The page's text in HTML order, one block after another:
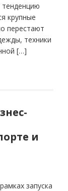
тенденцию
крупные
перестают
техники
[…]
и
запуска